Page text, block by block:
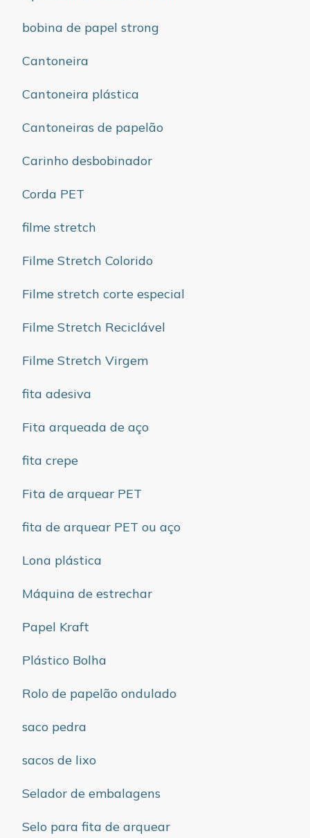
bobina de papel strong
Cantoneira
Cantoneira plástica
Cantoneiras de papelão
Carinho desbobinador
Corda PET
filme stretch
Filme Stretch Colorido
Filme stretch corte especial
Filme Stretch Reciclável
Filme Stretch Virgem
fita adesiva
Fita arqueada de aço
fita crepe
Fita de arquear PET
fita de arquear PET ou aço
Lona plástica
Máquina de estrechar
Papel Kraft
Plástico Bolha
Rolo de papelão ondulado
saco pedra
sacos de lixo
Selador de embalagens
Selo para fita de arquear